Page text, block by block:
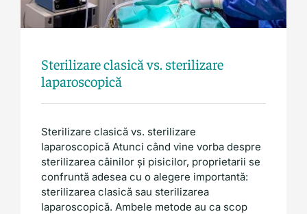
Sterilizare clasică vs. sterilizare
laparoscopică
Sterilizare clasică vs. sterilizare
laparoscopică Atunci când vine vorba despre
sterilizarea câinilor și pisicilor, proprietarii se
confruntă adesea cu o alegere importantă:
sterilizarea clasică sau sterilizarea
laparoscopică. Ambele metode au ca scop